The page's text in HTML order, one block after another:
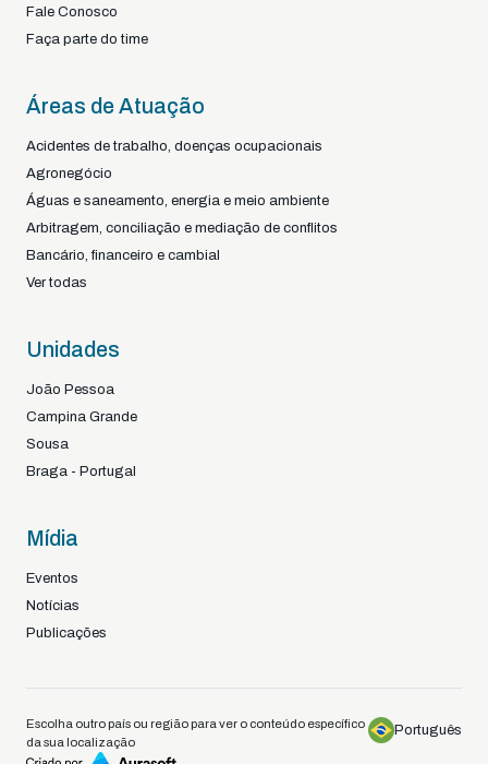
Fale Conosco
Faça parte do time
Áreas de Atuação
Acidentes de trabalho, doenças ocupacionais
Agronegócio
Águas e saneamento, energia e meio ambiente
Arbitragem, conciliação e mediação de conflitos
Bancário, financeiro e cambial
Ver todas
Unidades
João Pessoa
Campina Grande
Sousa
Braga - Portugal
Mídia
Eventos
Notícias
Publicações
Escolha outro país ou região para ver o conteúdo específico
da sua localização
Português